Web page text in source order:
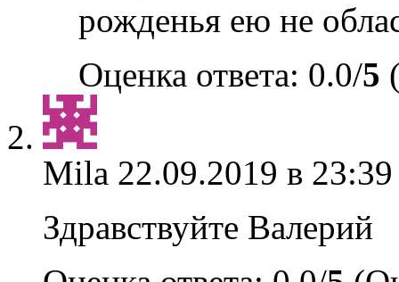
рожденья ею не
Оценка ответа: 0.0/5
Mila 22.09.2019 в
Здравствуйте Валерий